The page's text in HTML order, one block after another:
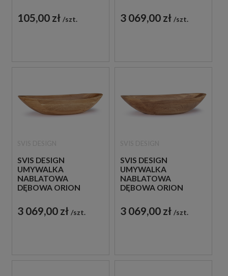
105,00 zł szt. 3 069,00 zł szt.
SVIS DESIGN
UMYWALKA
NABLATOWA
DĘBOWA ORION
3 069,00 zł szt.
SVIS DESIGN
UMYWALKA
NABLATOWA
DĘBOWA ORION
3 069,00 zł szt.